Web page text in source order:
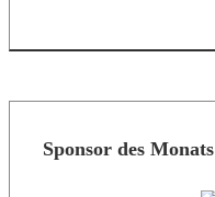
Sponsor des Monats